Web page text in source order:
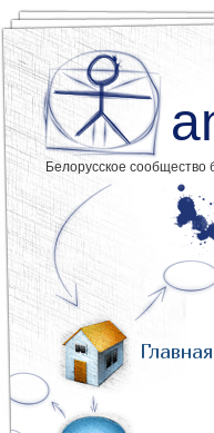
Белорусское сообщество
Главная